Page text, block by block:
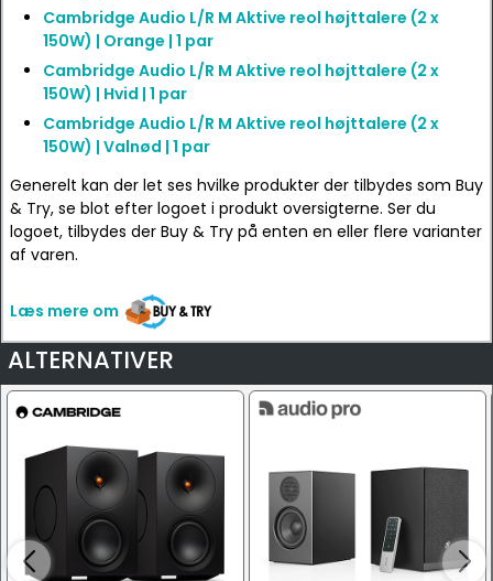
Cambridge Audio L/R M Aktive reol højttalere (2 x
150W) | Orange | 1 par
Cambridge Audio L/R M Aktive reol højttalere (2 x
150W) | Hvid | 1 par
Cambridge Audio L/R M Aktive reol højttalere (2 x
150W) | Valnød | 1 par
Generelt kan der let ses hvilke produkter der tilbydes som Buy
& Try, se blot efter logoet i produkt oversigterne. Ser du
logoet, tilbydes der Buy & Try på enten en eller flere varianter
af varen.
Læs mere om
ALTERNATIVER